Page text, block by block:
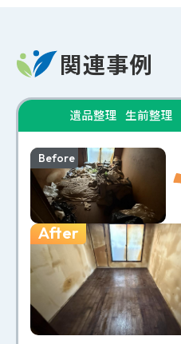
関連事例
遺品整理 生前整理
Before
After